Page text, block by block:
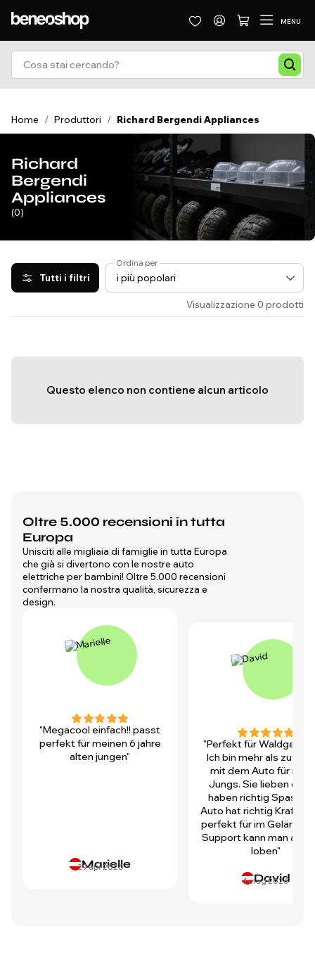
MENU
Home / Produttori / Richard Bergendi Appliances
Richard
Bergendi
Appliances
(0)
Tutti i filtri
Ordina per
Visualizzazione 0 prodotti
Questo elenco non contiene alcun articolo
Oltre 5.000 recensioni in tutta
Europa
Unisciti alle migliaia di famiglie in tutta Europa
che già si divertono con le nostre auto
elettriche per bambini! Oltre 5.000 recensioni
confermano la nostra qualità, sicurezza e
design.
"Megacool einfach!! passt
perfekt für meinen 6 jahre
alten jungen"
Marielle
29 apr 2026
"Perfekt für
Ich bin mehr als
mit dem Auto für
Jungs. Sie lieben es
haben richtig Spass!
Auto hat richtig Kraft
perfekt für im Gelände.
Support kann man auch
loben"
David
1 mag 2026